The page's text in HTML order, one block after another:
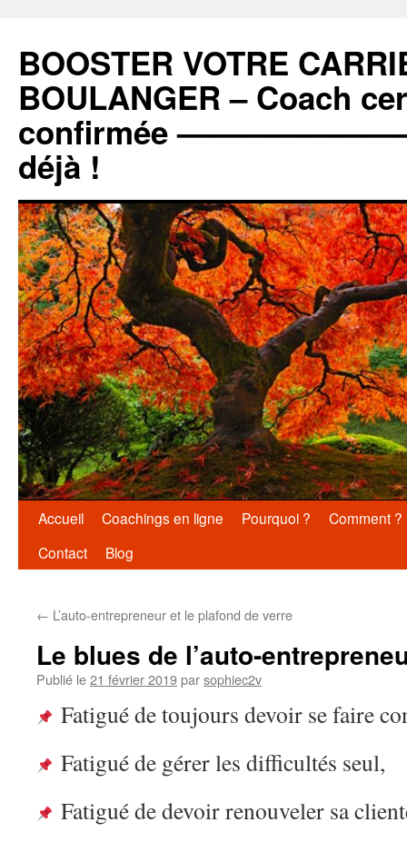
BOOSTER VOTRE
BOULANGER – Coach
confirmée
déjà !
Aller
Accueil Coachings en ligne Pourquoi ?
Comment ?
Contact
Blog
← L’auto-entrepreneur et le plafond de verre
Le blues de l’auto-
Publié le21 février 2019parsophiec2v
Fatigué de toujours devoir se faire
Fatigué de gérer les difficultés seul,
Fatigué de devoir renouveler sa